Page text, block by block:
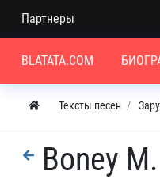
Партнеры
BLATATA.COM
Тексты песен
Boney M.